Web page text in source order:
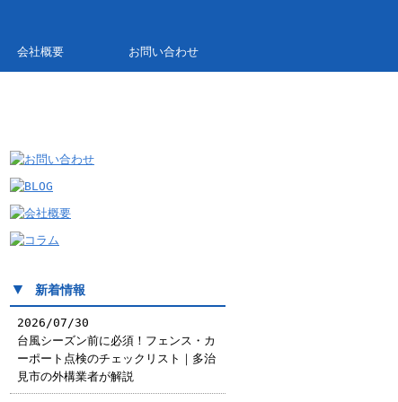
会社概要 お問い合わせ
▼ 新着情報
2026/07/30
台風シーズン前に必須！フェンス・カ
ーポート点検のチェックリスト｜多治
見市の外構業者が解説